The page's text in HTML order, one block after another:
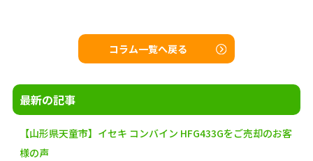
コラム一覧へ戻る
最新の記事
【山形県天童市】イセキ コンバイン HFG433Gをご売却のお客
様の声